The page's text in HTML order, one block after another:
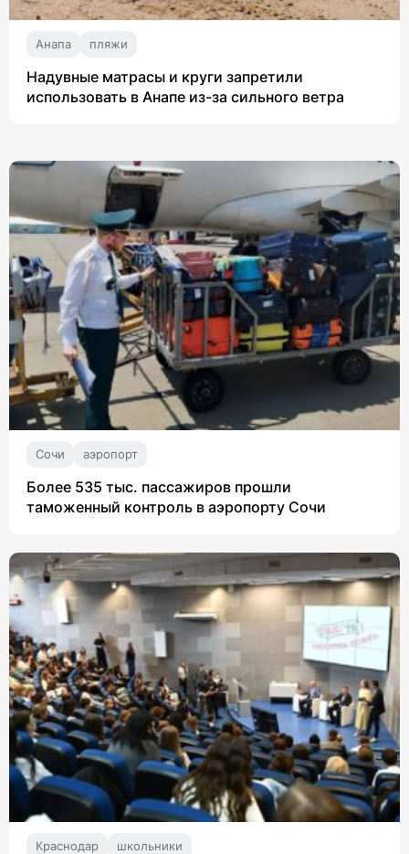
Анапа пляжи
Надувные матрасы и круги запретили
использовать в Анапе из-за сильного ветра
Сочи аэропорт
Более 535 тыс. пассажиров прошли
таможенный контроль в аэропорту Сочи
Краснодар школьники